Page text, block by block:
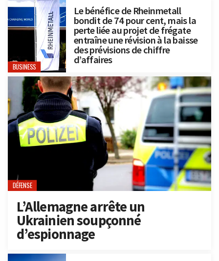
BUSINESS
Le bénéfice de Rheinmetall
bondit de 74 pour cent, mais la
perte liée au projet de frégate
entraîne une révision à la baisse
des prévisions de chiffre
d’affaires
DÉFENSE
L’Allemagne arrête un
Ukrainien soupçonné
d’espionnage